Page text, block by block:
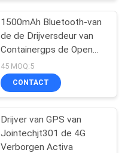
1500mAh Bluetooth-van
de de Drijversdeur van
Containergps de Open
Ontdekkende Waakzame
Drijver
45 MOQ:5
CONTACT
Drijver van GPS van
Jointechjt301 de 4G
Verborgen Activa